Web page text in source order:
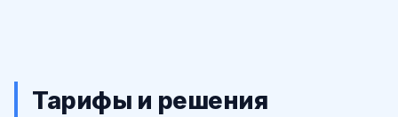
Тарифы и решения